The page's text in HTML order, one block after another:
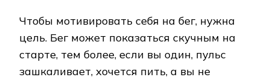
Чтобы мотивировать себя на бег, нужна
цель. Бег может показаться скучным на
старте, тем более, если вы один, пульс
зашкаливает, хочется пить, а вы не